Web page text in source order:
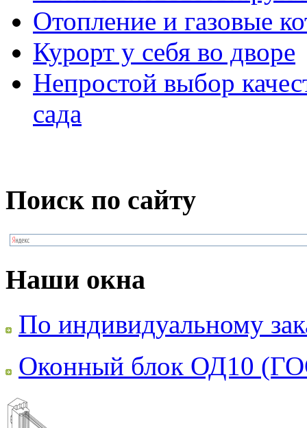
Отопление и газовые
Курорт у себя во дворе
Непростой выбор
сада
Поиск по сайту
Наши окна
По индивидуальному
Оконный блок ОД10